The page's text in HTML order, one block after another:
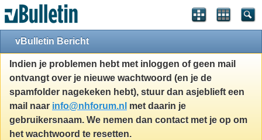
vBulletin Bericht
Indien je problemen hebt met inloggen of geen mail
ontvangt over je nieuwe wachtwoord (en je de
spamfolder nagekeken hebt), stuur dan asjeblieft een
mail naar info@nhforum.nl met daarin je
gebruikersnaam. We nemen dan contact met je op om
het wachtwoord te resetten.